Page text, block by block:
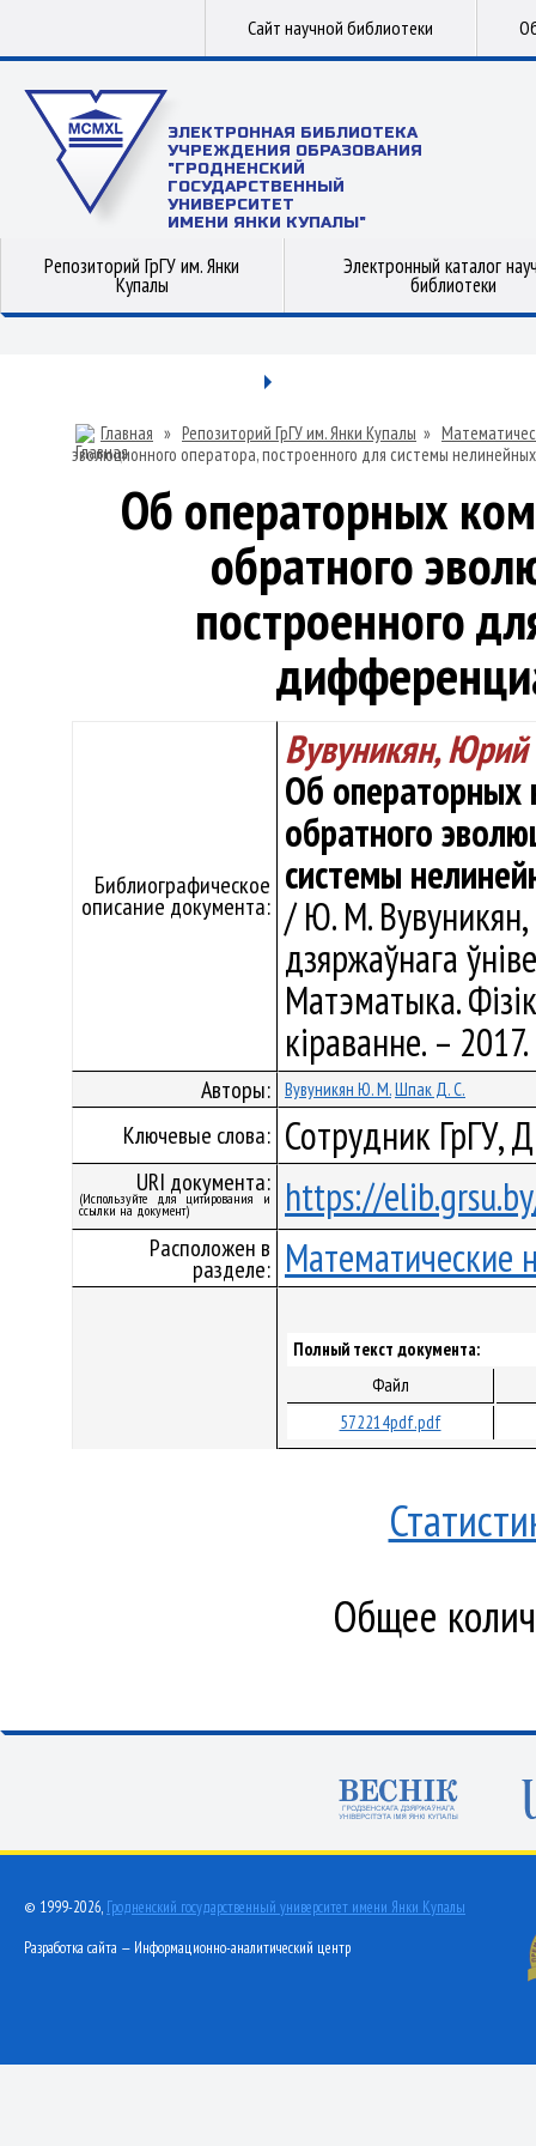
Сайт научной библиотеки
ЭЛЕКТРОННАЯ БИБЛИОТЕКА
УЧРЕЖДЕНИЯ ОБРАЗОВАНИЯ
"ГРОДНЕНСКИЙ
ГОСУДАРСТВЕННЫЙ
УНИВЕРСИТЕТ
ИМЕНИ ЯНКИ КУПАЛЫ"
Репозиторий ГрГУ им. Янки
Купалы
Электронный каталог
библиотеки
Главная » Репозиторий ГрГУ им. Янки Купалы »
эволюционного оператора, построенного для системы
Об операторных
обратного
построенного
Библиографическое
описание документа:
Вувуникян,
Об операторных
обратного
системы
/ Ю. М. Вувуникян,
дзяржаўнага
Матэматыка.
кіраванне. –
Авторы: Вувуникян Ю. М.Шпак Д. С.
Ключевые слова: Сотрудник ГрГУ,
URI документа:
(Используйте для цитирования и
ссылки на документ) https://
Расположен в
разделе: Математические
Полный текст документа:
Файл
572214pdf.pdf
Общее
© 1999-2026, Гродненский государственный университет имени Янки Купалы
Разработка сайта — Информационно-аналитический центр